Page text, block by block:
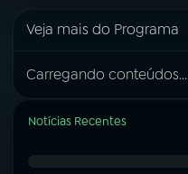
Veja mais do Programa
Carregando conteúdos...
Notícias Recentes